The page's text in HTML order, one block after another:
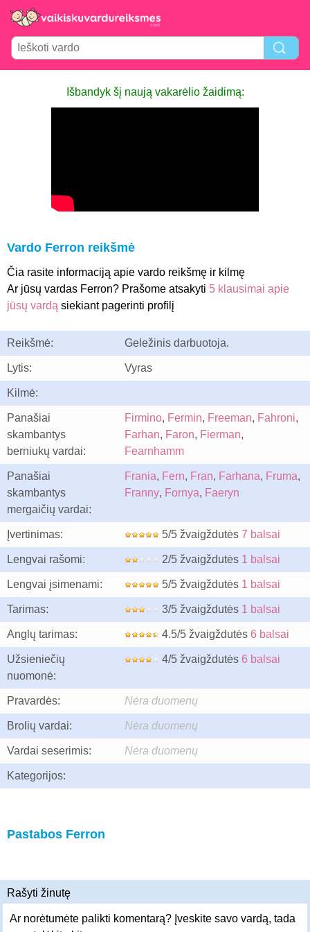
Išbandyk šį naują vakarėlio žaidimą:
Vardo Ferron reikšmė
Čia rasite informaciją apie vardo reikšmę ir kilmę
Ar jūsų vardas Ferron? Prašome atsakyti 5 klausimai apie
jūsų vardą siekiant pagerinti profilį
Reikšmė: Geležinis darbuotoja.
Lytis: Vyras
Kilmė:
Panašiai
skambantys
berniukų vardai:
Firmino, Fermin, Freeman, Fahroni,
Farhan, Faron, Fierman,
Fearnhamm
Panašiai
skambantys
mergaičių vardai:
Frania, Fern, Fran, Farhana, Fruma,
Franny, Fornya, Faeryn
Įvertinimas: 5/5 žvaigždutės 7 balsai
Lengvai rašomi: 2/5 žvaigždutės 1 balsai
Lengvai įsimenami: 5/5 žvaigždutės 1 balsai
Tarimas: 3/5 žvaigždutės 1 balsai
Anglų tarimas: 4.5/5 žvaigždutės 6 balsai
Užsieniečių
nuomonė:
4/5 žvaigždutės 6 balsai
Pravardės: Nėra duomenų
Brolių vardai: Nėra duomenų
Vardai seserimis: Nėra duomenų
Kategorijos:
Pastabos Ferron
Rašyti žinutę
Ar norėtumėte palikti komentarą? Įveskite savo vardą, tada